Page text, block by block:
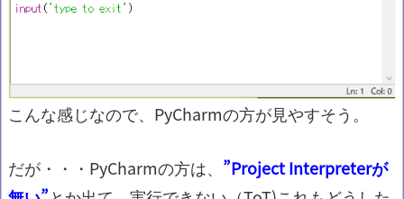
こんな感じなので、PyCharmの方が見やすそう。
だが・・・PyCharmの方は、 ”Project Interpreterが